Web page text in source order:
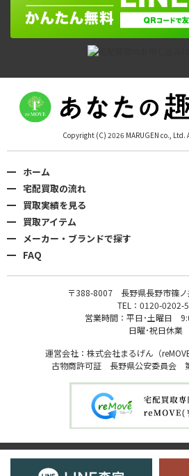
Copyright (C) 2026 MARUGEN co., Ltd.
ホーム
宅配買取の流れ
買取実績を見る
買取アイテム
メーカー・ブランドで探す
FAQ
〒388-8007 長野県長野市篠ノ
TEL：0120-0202-
営業時間：平日･土曜日
日曜･祝日休業
運営会社：株式会社まるげん（
古物商許可証 長野県公安委員会